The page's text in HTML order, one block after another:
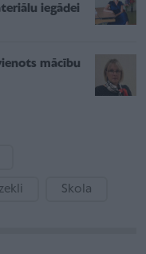
iegādei
mācību
Skola